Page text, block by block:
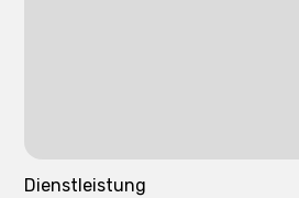
Dienstleistung